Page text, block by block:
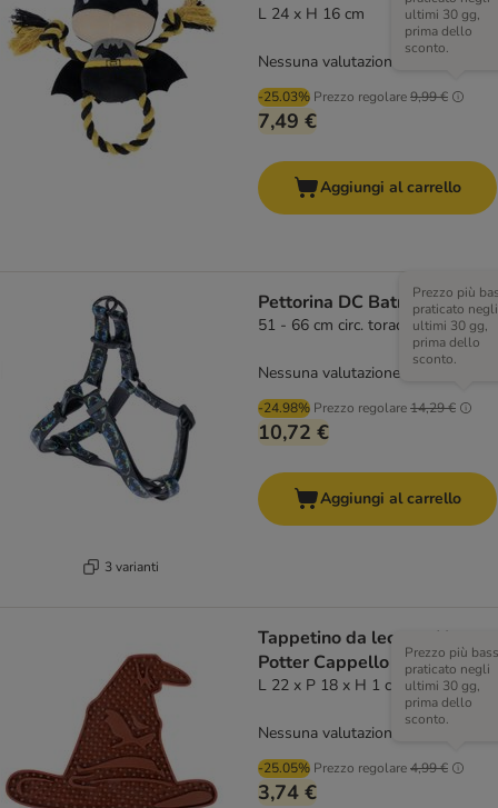
L 24 x H 16 cm
-25.03% Prezzo regolare9,99 €
ultimi 30 gg,
prima dello
sconto.
7,49 €
Nessuna valutazione
Aggiungi al carrello
3 varianti
Pettorina DC Batman, nera
51 - 66 cm circ. torace
-24.98% Prezzo regolare14,29 €
Prezzo più
praticato negli
ultimi 30 gg,
prima dello
sconto.
10,72 €
Nessuna valutazione
Aggiungi al carrello
Tappetino da leccare Harry
Potter Cappello parlante
L 22 x P 18 x H 1 cm
-25.05% Prezzo regolare4,99 €
Prezzo più
praticato negli
ultimi 30 gg,
prima dello
sconto.
3,74 €
Nessuna valutazione